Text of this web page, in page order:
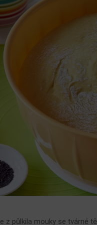
z půlkila mouky se tvárné